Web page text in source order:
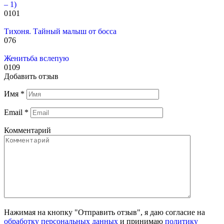
– 1)
0101
Тихоня. Тайный малыш от босса
076
Женитьба вслепую
0109
Добавить отзыв
Имя *
Email *
Комментарий
Нажимая на кнопку "Отправить отзыв", я даю согласие на
обработку персональных данных и принимаю политику